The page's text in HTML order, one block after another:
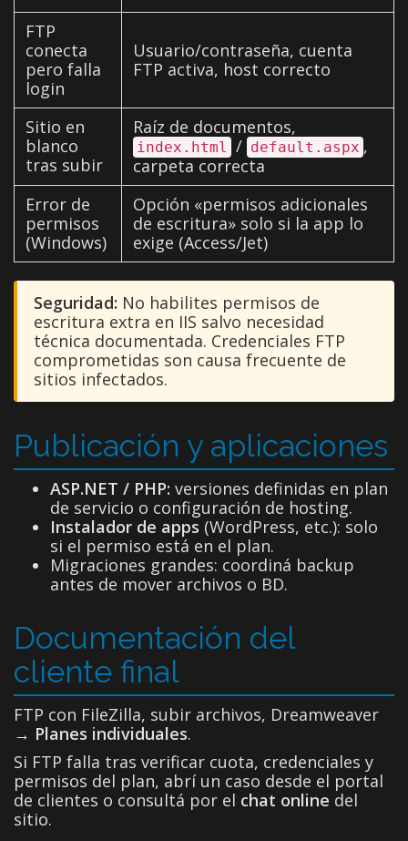
FTP
conecta
pero falla
login
Usuario/contraseña, cuenta
FTP activa, host correcto
Sitio en
blanco
tras subir
Raíz de documentos,
index.html / default.aspx ,
carpeta correcta
Error de
permisos
(Windows)
Opción «permisos adicionales
de escritura» solo si la app lo
exige (Access/Jet)
Seguridad: No habilites permisos de
escritura extra en IIS salvo necesidad
técnica documentada. Credenciales FTP
comprometidas son causa frecuente de
sitios infectados.
Publicación y aplicaciones
ASP.NET / PHP: versiones definidas en plan
de servicio o configuración de hosting.
Instalador de apps (WordPress, etc.): solo
si el permiso está en el plan.
Migraciones grandes: coordiná backup
antes de mover archivos o BD.
Documentación del
cliente final
FTP con FileZilla, subir archivos, Dreamweaver
→ Planes individuales.
Si FTP falla tras verificar cuota, credenciales y
permisos del plan, abrí un caso desde el portal
de clientes o consultá por el chat online del
sitio.